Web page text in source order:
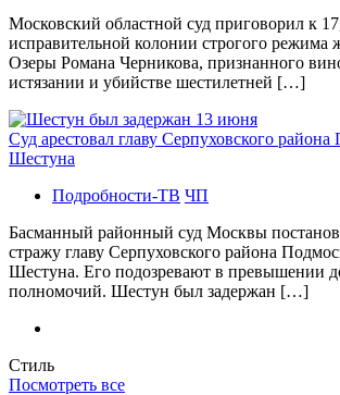
Московский областной суд приговорил к
исправительной колонии строгого режима
Озеры Романа Черникова, признанного
истязании и убийстве шестилетней […]
Суд арестовал главу Серпуховского района
Шестуна
Подробности-ТВ ЧП
Басманный районный суд Москвы
стражу главу Серпуховского района
Шестуна. Его подозревают в превышении
полномочий. Шестун был задержан […]
Стиль
Посмотреть все